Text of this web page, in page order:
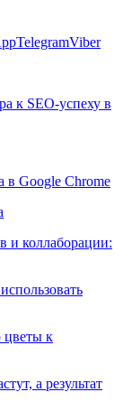
TelegramViber
к SEO-успеху в
в Google Chrome
и коллаборации:
цветы к
а результат